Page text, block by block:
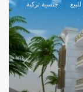
للبيع جنسية تركية